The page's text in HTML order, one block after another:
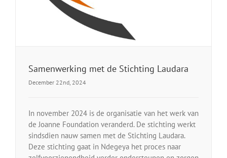
Samenwerking met de Stichting Laudara
December 22nd, 2024
In november 2024 is de organisatie van het werk van
de Joanne Foundation veranderd. De stichting werkt
sindsdien nauw samen met de Stichting Laudara.
Deze stichting gaat in Ndegeya het proces naar